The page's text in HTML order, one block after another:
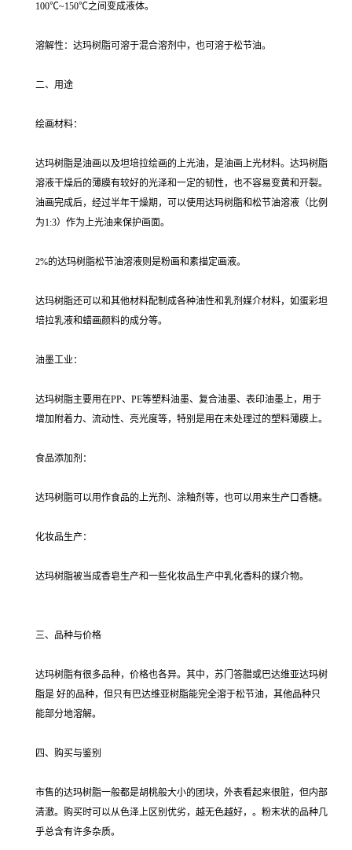
100℃~150℃之间变成液体。
溶解性：达玛树脂可溶于混合溶剂中，也可溶于松节油。
二、用途
绘画材料：
达玛树脂是油画以及坦培拉绘画的上光油，是油画上光材料。达玛树脂
溶液干燥后的薄膜有较好的光泽和一定的韧性，也不容易变黄和开裂。
油画完成后，经过半年干燥期，可以使用达玛树脂和松节油溶液（比例
为1:3）作为上光油来保护画面。
2%的达玛树脂松节油溶液则是粉画和素描定画液。
达玛树脂还可以和其他材料配制成各种油性和乳剂媒介材料，如蛋彩坦
培拉乳液和蜡画颜料的成分等。
油墨工业：
达玛树脂主要用在PP、PE等塑料油墨、复合油墨、表印油墨上，用于
增加附着力、流动性、亮光度等，特别是用在未处理过的塑料薄膜上。
食品添加剂：
达玛树脂可以用作食品的上光剂、涂釉剂等，也可以用来生产口香糖。
化妆品生产：
达玛树脂被当成香皂生产和一些化妆品生产中乳化香料的媒介物。
三、品种与价格
达玛树脂有很多品种，价格也各异。其中，苏门答腊或巴达维亚达玛树
脂是 好的品种，但只有巴达维亚树脂能完全溶于松节油，其他品种只
能部分地溶解。
四、购买与鉴别
市售的达玛树脂一般都是胡桃般大小的团块，外表看起来很脏，但内部
清澈。购买时可以从色泽上区别优劣，越无色越好，。粉末状的品种几
乎总含有许多杂质。